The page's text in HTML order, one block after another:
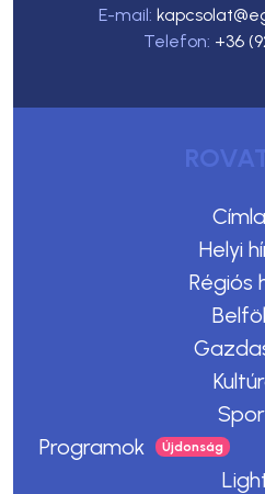
E-mail:
Telefon: +36
Helyi
Régiós
Programok